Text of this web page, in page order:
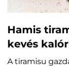
Hamis
kevés
A tiramisu